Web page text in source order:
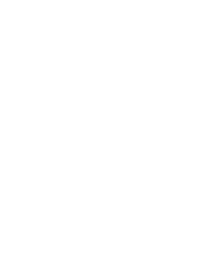
Универсальное
интерьера: от
для тех, кто
фото.